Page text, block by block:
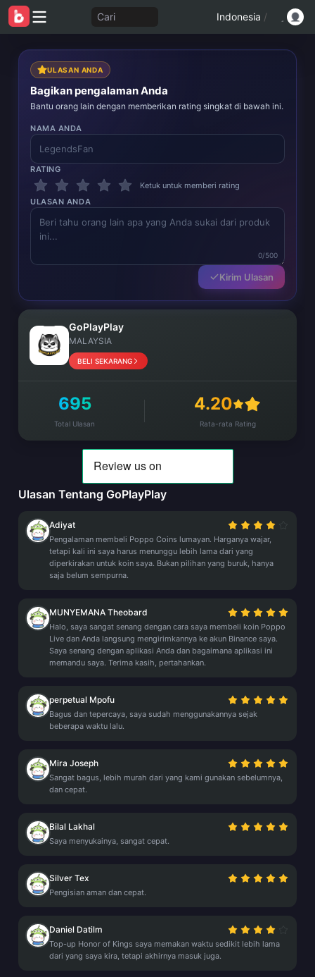
Cari Indonesia /
ULASAN ANDA
Bagikan pengalaman Anda
Bantu orang lain dengan memberikan rating singkat di bawah ini.
NAMA ANDA
RATING
Ketuk untuk memberi rating
ULASAN ANDA
0/500
Kirim Ulasan
GoPlayPlay
MALAYSIA
BELI SEKARANG
695
Total Ulasan
4.20
Rata-rata Rating
Ulasan Tentang GoPlayPlay
Adiyat
Pengalaman membeli Poppo Coins lumayan. Harganya wajar,
tetapi kali ini saya harus menunggu lebih lama dari yang
diperkirakan untuk koin saya. Bukan pilihan yang buruk, hanya
saja belum sempurna.
MUNYEMANA Theobard
Halo, saya sangat senang dengan cara saya membeli koin Poppo
Live dan Anda langsung mengirimkannya ke akun Binance saya.
Saya senang dengan aplikasi Anda dan bagaimana aplikasi ini
memandu saya. Terima kasih, pertahankan.
perpetual Mpofu
Bagus dan tepercaya, saya sudah menggunakannya sejak
beberapa waktu lalu.
Mira Joseph
Sangat bagus, lebih murah dari yang kami gunakan sebelumnya,
dan cepat.
Bilal Lakhal
Saya menyukainya, sangat cepat.
Silver Tex
Pengisian aman dan cepat.
Daniel Datilm
Top-up Honor of Kings saya memakan waktu sedikit lebih lama
dari yang saya kira, tetapi akhirnya masuk juga.